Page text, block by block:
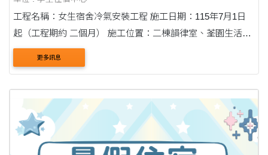
工程名稱：女生宿舍冷氣安裝工程 施工日期：115年7月1日
起（工程期約 二個月） 施工位置：二棟韻律室、荃園生活空
間、荃園健身房 施工期間除荃園生活空間後方洗衣區域及三
間廚房可使用外，其餘地點均....
更多訊息